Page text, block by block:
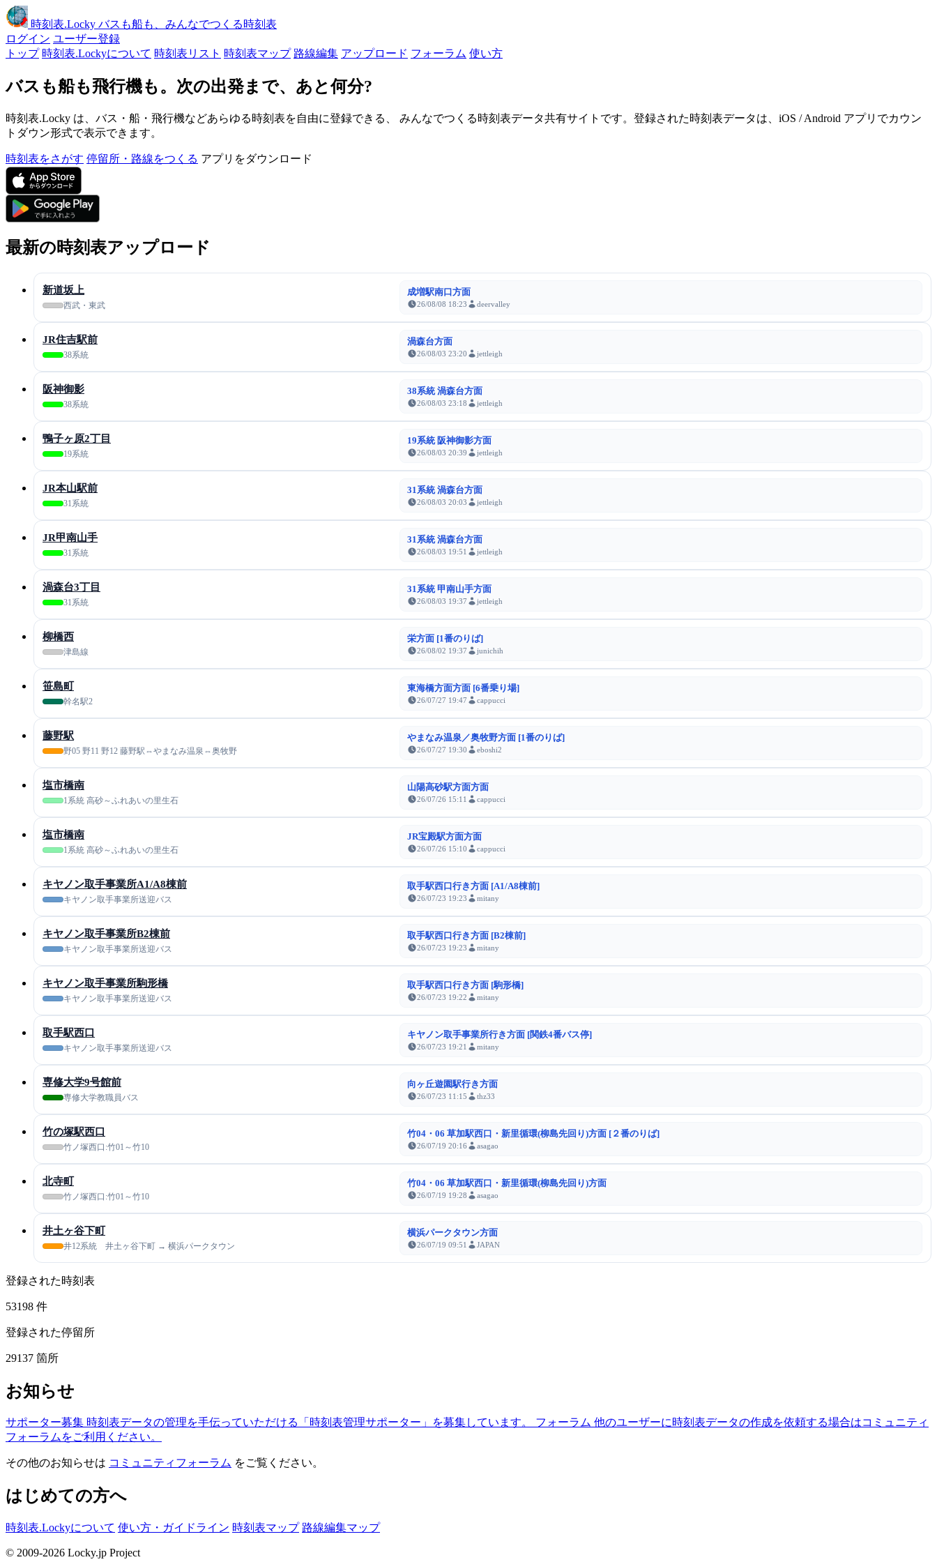
時刻表.Locky バスも船も、みんなでつくる時刻表
ログイン ユーザー登録
トップ 時刻表.Lockyについて 時刻表リスト 時刻表マップ 路線編集 アップロード フォーラム 使い方
バスも船も飛行機も。次の出発まで、あと何分?
時刻表.Locky は、バス・船・飛行機などあらゆる時刻表を自由に登録できる、 みんなでつくる時刻表データ共有サイトです。登録された時刻表データは、iOS / Android アプリでカウン
トダウン形式で表示できます。
時刻表をさがす 停留所・路線をつくる アプリをダウンロード
最新の時刻表アップロード
新道坂上
西武・東武
成増駅南口方面
26/08/08 18:23 deervalley
JR住吉駅前
38系統
渦森台方面
26/08/03 23:20 jettleigh
阪神御影
38系統
38系統 渦森台方面
26/08/03 23:18 jettleigh
鴨子ヶ原2丁目
19系統
19系統 阪神御影方面
26/08/03 20:39 jettleigh
JR本山駅前
31系統
31系統 渦森台方面
26/08/03 20:03 jettleigh
JR甲南山手
31系統
31系統 渦森台方面
26/08/03 19:51 jettleigh
渦森台3丁目
31系統
31系統 甲南山手方面
26/08/03 19:37 jettleigh
柳橋西
津島線
栄方面 [1番のりば]
26/08/02 19:37 junichih
笹島町
幹名駅2
東海橋方面方面 [6番乗り場]
26/07/27 19:47 cappucci
藤野駅
野05 野11 野12 藤野駅⇔やまなみ温泉⇔奥牧野
やまなみ温泉／奥牧野方面 [1番のりば]
26/07/27 19:30 eboshi2
塩市橋南
1系統 高砂～ふれあいの里生石
山陽高砂駅方面方面
26/07/26 15:11 cappucci
塩市橋南
1系統 高砂～ふれあいの里生石
JR宝殿駅方面方面
26/07/26 15:10 cappucci
キヤノン取手事業所A1/A8棟前
キヤノン取手事業所送迎バス
取手駅西口行き方面 [A1/A8棟前]
26/07/23 19:23 mitany
キヤノン取手事業所B2棟前
キヤノン取手事業所送迎バス
取手駅西口行き方面 [B2棟前]
26/07/23 19:23 mitany
キヤノン取手事業所駒形橋
キヤノン取手事業所送迎バス
取手駅西口行き方面 [駒形橋]
26/07/23 19:22 mitany
取手駅西口
キヤノン取手事業所送迎バス
キヤノン取手事業所行き方面 [関鉄4番バス停]
26/07/23 19:21 mitany
専修大学9号館前
専修大学教職員バス
向ヶ丘遊園駅行き方面
26/07/23 11:15 thz33
竹の塚駅西口
竹ノ塚西口:竹01～竹10
竹04・06 草加駅西口・新里循環(柳島先回り)方面 [２番のりば]
26/07/19 20:16 asagao
北寺町
竹ノ塚西口:竹01～竹10
竹04・06 草加駅西口・新里循環(柳島先回り)方面
26/07/19 19:28 asagao
井土ヶ谷下町
井12系統 井土ヶ谷下町 → 横浜パークタウン
横浜パークタウン方面
26/07/19 09:51 JAPAN
登録された時刻表
53198 件
登録された停留所
29137 箇所
お知らせ
サポーター募集 時刻表データの管理を手伝っていただける「時刻表管理サポーター」を募集しています。 フォーラム 他のユーザーに時刻表データの作成を依頼する場合はコミュニティ
フォーラムをご利用ください。
その他のお知らせは コミュニティフォーラム をご覧ください。
はじめての方へ
時刻表.Lockyについて 使い方・ガイドライン 時刻表マップ 路線編集マップ
© 2009-2026 Locky.jp Project